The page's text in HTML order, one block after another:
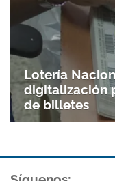
Lotería
digitalización
de billetes